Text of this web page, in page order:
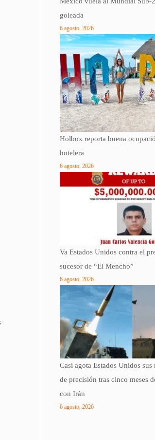
goleada
6 agosto, 2026
Holbox reporta buena
hotelera
6 agosto, 2026
Va Estados Unidos contra el
sucesor de “El Mencho”
6 agosto, 2026
Casi agota Estados Unidos sus
de precisión tras cinco meses
con Irán
6 agosto, 2026